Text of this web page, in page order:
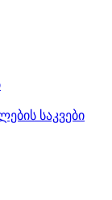
საკვები